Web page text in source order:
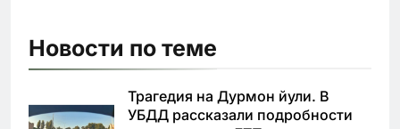
Новости по теме
Трагедия на Дурмон йули. В
УБДД рассказали подробности